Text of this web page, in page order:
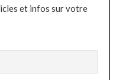
et infos sur votre